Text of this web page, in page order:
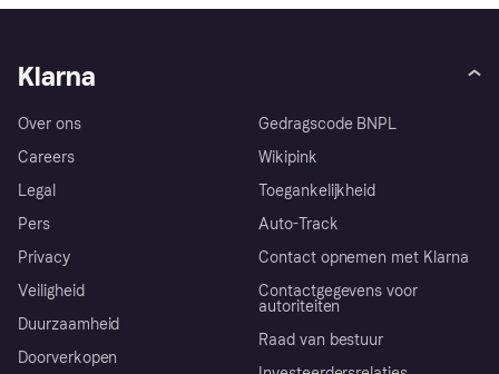
Klarna
Over ons
Careers
Legal
Pers
Privacy
Veiligheid
Duurzaamheid
Doorverkopen
Gedragscode BNPL
Wikipink
Toegankelijkheid
Auto-Track
Contact opnemen met Klarna
Contactgegevens voor
autoriteiten
Raad van bestuur